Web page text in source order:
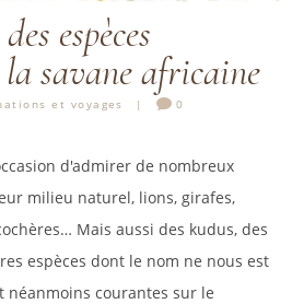
espèces
la savane africaine
et voyages 0
d'admirer de nombreux
milieu naturel, lions, girafes,
Mais aussi des kudus, des
espèces dont le nom ne nous est
courantes sur le